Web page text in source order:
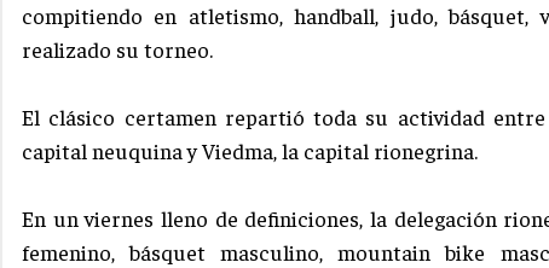
compitiendo en atletismo, handball, judo,
realizado su torneo.
El clásico certamen repartió toda su actividad entre
capital neuquina y Viedma, la capital rionegrina.
En un viernes lleno de definiciones, la delegación
femenino, básquet masculino, mountain bike